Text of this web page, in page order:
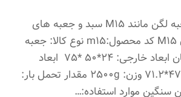
تولیدی سبد و جعبه لگن مانند M15 سبد و جعبه های
دام و طیور آبزیان M15 کد محصول:m15 نوع کالا: جعبه
دام و طیور و آبزیان ابعاد خارجی: 24*50 *75 ابعاد
داخلی : 21.2 *47.4*71.2 وزن: 2500g مقدار تحمل بار:
سنگین موارد استفاده:…